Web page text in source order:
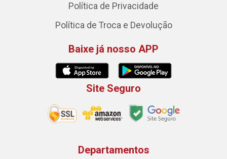
Política de Privacidade
Política de Troca e Devolução
Baixe já nosso APP
Site Seguro
Departamentos